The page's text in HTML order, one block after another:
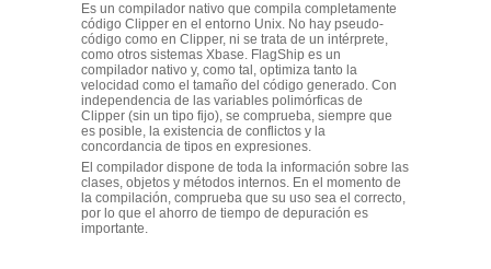
Es un compilador nativo que compila completamente
código Clipper en el entorno Unix. No hay pseudo-
código como en Clipper, ni se trata de un intérprete,
como otros sistemas Xbase. FlagShip es un
compilador nativo y, como tal, optimiza tanto la
velocidad como el tamaño del código generado. Con
independencia de las variables polimórficas de
Clipper (sin un tipo fijo), se comprueba, siempre que
es posible, la existencia de conflictos y la
concordancia de tipos en expresiones.
El compilador dispone de toda la información sobre las
clases, objetos y métodos internos. En el momento de
la compilación, comprueba que su uso sea el correcto,
por lo que el ahorro de tiempo de depuración es
importante.